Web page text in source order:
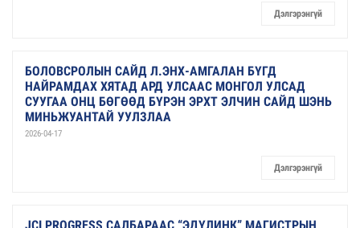
Дэлгэрэнгүй
БОЛОВСРОЛЫН САЙД Л.ЭНХ-АМГАЛАН БҮГД
НАЙРАМДАХ ХЯТАД АРД УЛСААС МОНГОЛ УЛСАД
СУУГАА ОНЦ БӨГӨӨД БҮРЭН ЭРХТ ЭЛЧИН САЙД ШЭНЬ
МИНЬЖУАНТАЙ УУЛЗЛАА
2026-04-17
Дэлгэрэнгүй